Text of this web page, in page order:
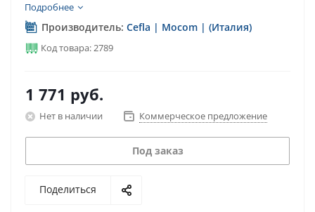
Подробнее
Производитель: Cefla | Mocom | (Италия)
Код товара: 2789
1 771 руб.
Нет в наличии Коммерческое предложение
Под заказ
Поделиться